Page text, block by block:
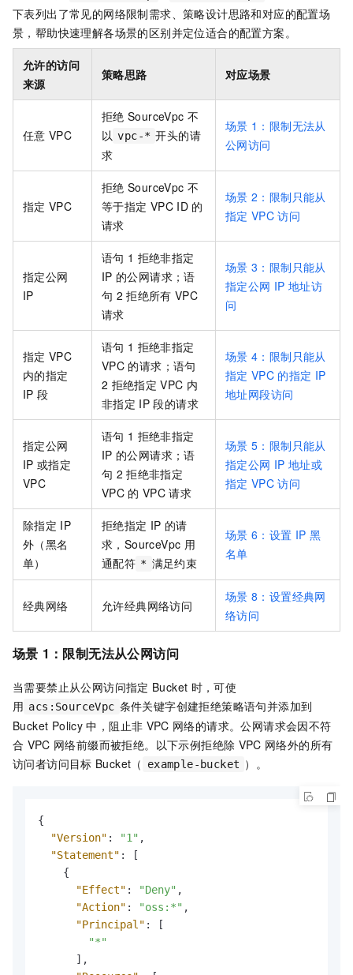
下表列出了常见的网络限制需求、策略设计思路和对应的配置场
景，帮助快速理解各场景的区别并定位适合的配置方案。
允许的访问
来源
策略思路 对应场景
任意 VPC
拒绝 SourceVpc 不
以 vpc-* 开头的请
求
场景 1：限制无法从
公网访问
指定 VPC
拒绝 SourceVpc 不
等于指定 VPC ID 的
请求
场景 2：限制只能从
指定 VPC 访问
指定公网
IP
语句 1 拒绝非指定
IP 的公网请求；语
句 2 拒绝所有 VPC
请求
场景 3：限制只能从
指定公网 IP 地址访
问
指定 VPC
内的指定
IP 段
语句 1 拒绝非指定
VPC 的请求；语句
2 拒绝指定 VPC 内
非指定 IP 段的请求
场景 4：限制只能从
指定 VPC 的指定 IP
地址网段访问
指定公网
IP 或指定
VPC
语句 1 拒绝非指定
IP 的公网请求；语
句 2 拒绝非指定
VPC 的 VPC 请求
场景 5：限制只能从
指定公网 IP 地址或
指定 VPC 访问
除指定 IP
外（黑名
单）
拒绝指定 IP 的请
求，SourceVpc 用
通配符 * 满足约束
场景 6：设置 IP 黑
名单
经典网络 允许经典网络访问
场景 8：设置经典网
络访问
场景 1：限制无法从公网访问
当需要禁止从公网访问指定 Bucket 时，可使
用 acs:SourceVpc 条件关键字创建拒绝策略语句并添加到
Bucket Policy 中，阻止非 VPC 网络的请求。公网请求会因不符
合 VPC 网络前缀而被拒绝。以下示例拒绝除 VPC 网络外的所有
访问者访问目标 Bucket（ example-bucket ）。
{
"Version" : "1" ,
"Statement" :
[
{
"Effect" : "Deny" ,
"Action" : "oss:*" ,
"Principal" :
[
"*"
] ,